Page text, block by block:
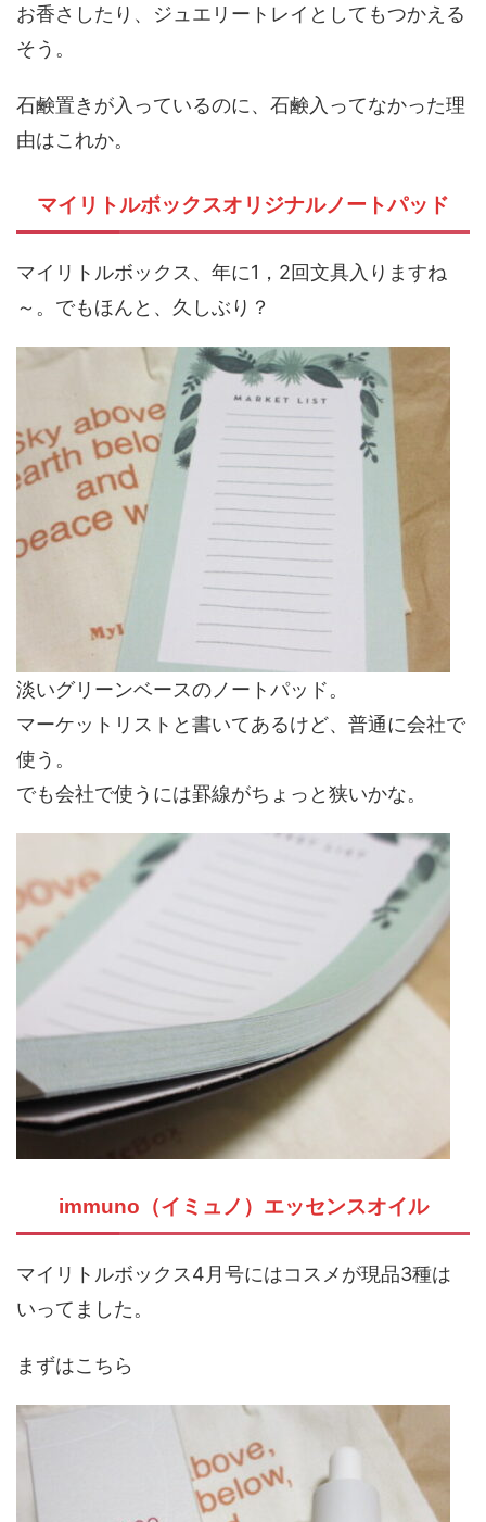
お香さしたり、ジュエリートレイとしてもつかえる
そう。
石鹸置きが入っているのに、石鹸入ってなかった理
由はこれか。
マイリトルボックスオリジナルノートパッド
マイリトルボックス、年に1，2回文具入りますね
～。でもほんと、久しぶり？
淡いグリーンベースのノートパッド。
マーケットリストと書いてあるけど、普通に会社で
使う。
でも会社で使うには罫線がちょっと狭いかな。
immuno（イミュノ）エッセンスオイル
マイリトルボックス4月号にはコスメが現品3種は
いってました。
まずはこちら